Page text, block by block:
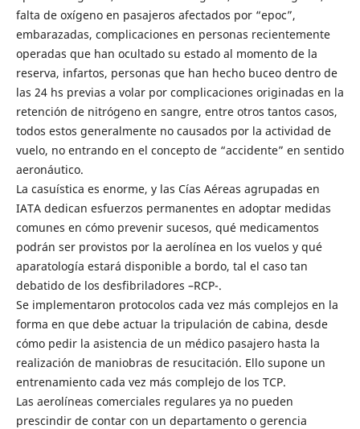
falta de oxígeno en pasajeros afectados por “epoc”,
embarazadas, complicaciones en personas recientemente
operadas que han ocultado su estado al momento de la
reserva, infartos, personas que han hecho buceo dentro de
las 24 hs previas a volar por complicaciones originadas en la
retención de nitrógeno en sangre, entre otros tantos casos,
todos estos generalmente no causados por la actividad de
vuelo, no entrando en el concepto de “accidente” en sentido
aeronáutico.
La casuística es enorme, y las Cías Aéreas agrupadas en
IATA dedican esfuerzos permanentes en adoptar medidas
comunes en cómo prevenir sucesos, qué medicamentos
podrán ser provistos por la aerolínea en los vuelos y qué
aparatología estará disponible a bordo, tal el caso tan
debatido de los desfibriladores –RCP-.
Se implementaron protocolos cada vez más complejos en la
forma en que debe actuar la tripulación de cabina, desde
cómo pedir la asistencia de un médico pasajero hasta la
realización de maniobras de resucitación. Ello supone un
entrenamiento cada vez más complejo de los TCP.
Las aerolíneas comerciales regulares ya no pueden
prescindir de contar con un departamento o gerencia